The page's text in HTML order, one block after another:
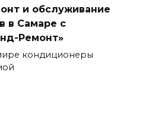
и обслуживание
в Самаре с
Ремонт»
кондиционеры